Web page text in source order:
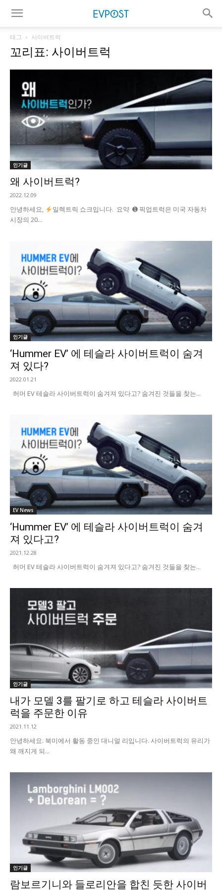
태그 사이버트럭
꼬리표: 사이버트럭
인기글
왜 사이버트럭?
2022.12.09
안녕하세요,
일렉트릭 쇼크입니다. 요약 ➊ 픽업트럭은 미국 자동차
시장의 20...
인기글
‘Hummer EV’ 에 테슬라 사이버트럭이 숨겨
져 있다?
2022.01.21
허머 EV 테슬라 사이버트럭이 숨겨져 있다고? 숨겨진 것들을 찾는...
EV News
‘Hummer EV’ 에 테슬라 사이버트럭이 숨겨
져 있다고?
2021.12.28
허머 EV 테슬라 사이버트럭이 숨겨져 있다고? 숨겨진 것들을 찾는...
인기글
내가 모델 3를 팔기로 하고 테슬라 사이버트
럭을 주문한 이유
2021.11.12
안녕하세요. 북미에서 활동 중인 대니얼 리입니다. 사이버트럭의 유리가
왜 깨지게 되...
인기글
람보르기니와 들로리안을 합친 듯한 사이버